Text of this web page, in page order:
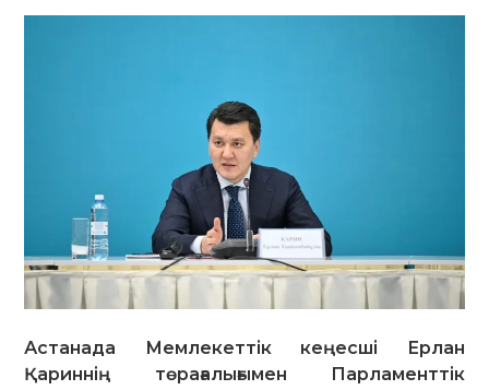
Астанада Мемлекеттік кеңесші Ерлан
Қариннің төрағалығымен Парламенттік